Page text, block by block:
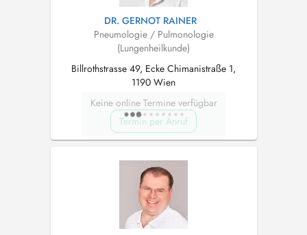
DR. GERNOT RAINER
Pneumologie / Pulmonologie
(Lungenheilkunde)
Billrothstrasse 49, Ecke Chimanistraße 1,
1190 Wien
Keine online Termine verfügbar
Termin per Anruf